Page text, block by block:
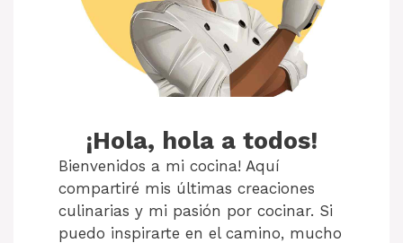
¡Hola, hola a todos!
Bienvenidos a mi cocina! Aquí
compartiré mis últimas creaciones
culinarias y mi pasión por cocinar. Si
puedo inspirarte en el camino, mucho